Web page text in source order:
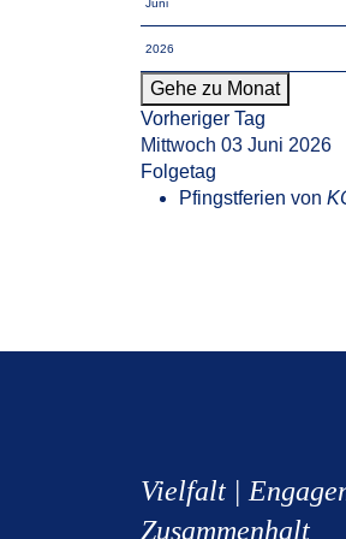
Gehe zu Monat
Vorheriger Tag
Mittwoch 03 Juni 2026
Folgetag
Pfingstferien von
Vielfalt |
Zusammenhalt